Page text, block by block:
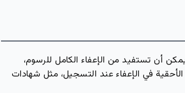
أن تستفيد من الإعفاء الكامل للرسوم،
في الإعفاء عند التسجيل، مثل شهادات